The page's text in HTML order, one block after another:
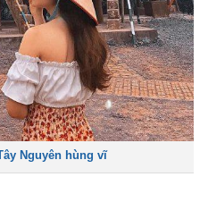
Nguyên hùng vĩ